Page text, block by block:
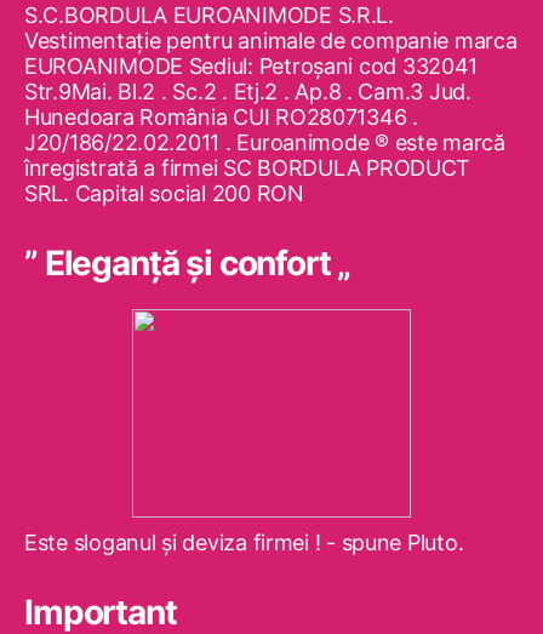
S.C.BORDULA EUROANIMODE S.R.L.
Vestimentaţie pentru animale de companie marca
EUROANIMODE Sediul: Petroşani cod 332041
Str.9Mai. Bl.2 . Sc.2 . Etj.2 . Ap.8 . Cam.3 Jud.
Hunedoara România CUI RO28071346 .
J20/186/22.02.2011 . Euroanimode ® este marcă
înregistrată a firmei SC BORDULA PRODUCT
SRL. Capital social 200 RON
” Eleganţă şi confort „
Este sloganul şi deviza firmei ! - spune Pluto.
Important